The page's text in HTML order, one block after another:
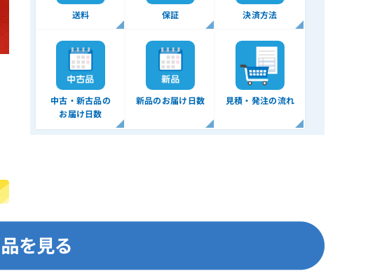
送料 保証 決済方法
中古・新古品の
お届け日数
新品のお届け日数 見積・発注の流れ